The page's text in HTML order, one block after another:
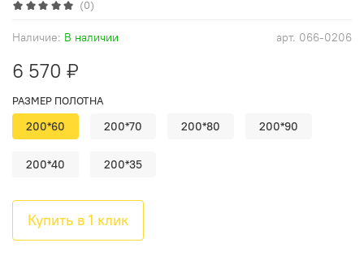
(0)
арт. 066-0206
Наличие: В наличии
6 570 ₽
Купить в 1 клик
РАЗМЕР ПОЛОТНА
200*60 200*70 200*80 200*90
200*40 200*35